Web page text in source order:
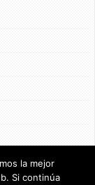
la mejor
Si continúa